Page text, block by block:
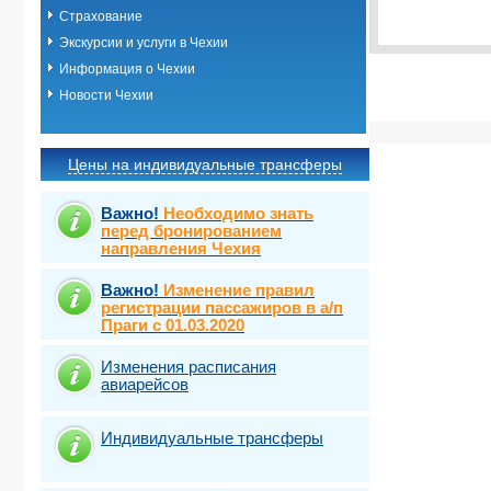
Страхование
Экскурсии и услуги в Чехии
Информация о Чехии
Новости Чехии
Цены на индивидуальные трансферы
Важно! Необходимо знать
перед бронированием
направления Чехия
Важно! Изменение правил
регистрации пассажиров в а/п
Праги с 01.03.2020
Изменения расписания
авиарейсов
Индивидуальные трансферы
Виза